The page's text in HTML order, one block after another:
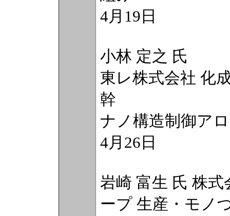
4月19日
小林 定之 氏
東レ株式会社 化
幹
ナノ構造制御ア
4月26日
岩崎 富生 氏 株
ープ 生産・モノ